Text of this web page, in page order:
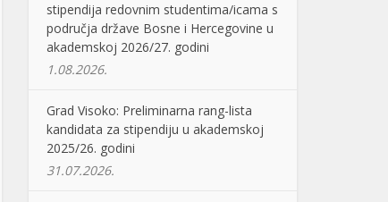
stipendija redovnim studentima/icama s
područja države Bosne i Hercegovine u
akademskoj 2026/27. godini
1.08.2026.
Grad Visoko: Preliminarna rang-lista
kandidata za stipendiju u akademskoj
2025/26. godini
31.07.2026.